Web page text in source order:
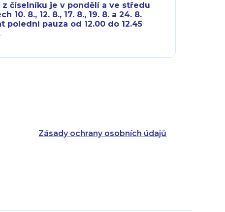
Zásady ochrany osobních údajů
číselníku je v pondělí a ve středu
10. 8., 12. 8., 17. 8., 19. 8. a 24. 8.
polední pauza od 12.00 do 12.45
8:00 - 14:30